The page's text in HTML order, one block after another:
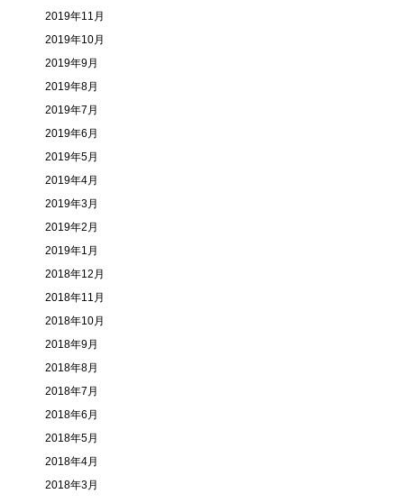
2019年11月
2019年10月
2019年9月
2019年8月
2019年7月
2019年6月
2019年5月
2019年4月
2019年3月
2019年2月
2019年1月
2018年12月
2018年11月
2018年10月
2018年9月
2018年8月
2018年7月
2018年6月
2018年5月
2018年4月
2018年3月